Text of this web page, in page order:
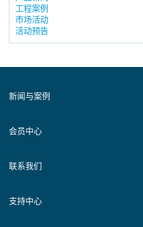
工程案例
市场活动
活动预告
新闻与案例
会员中心
联系我们
支持中心